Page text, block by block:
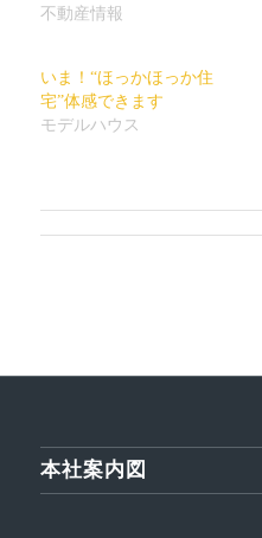
不動産情報
いま！“ほっかほっか住
宅”体感できます
モデルハウス
本社案内図